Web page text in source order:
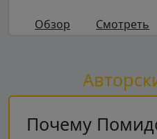
Обзор Смотреть
Почему